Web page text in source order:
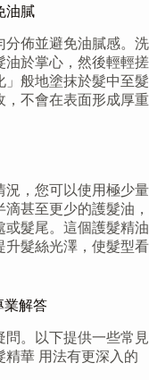
油膩
分佈並避免油膩感。洗
油於掌心，然後輕輕搓
」般地塗抹於髮中至髮
，不會在表面形成厚重
況，您可以使用極少量
甚至更少的護髮油，
髮尾。這個護髮精油
升髮絲光澤，使髮型看
業解答
問。以下提供一些常見
精華 用法有更深入的